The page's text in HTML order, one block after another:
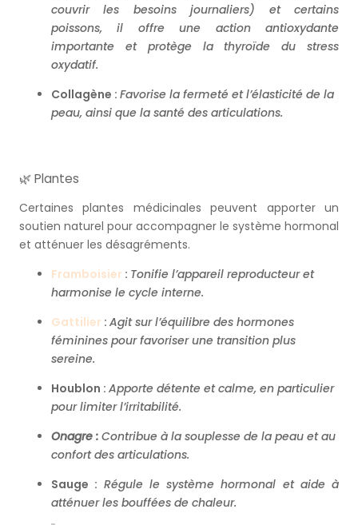
couvrir les besoins journaliers) et certains
poissons, il offre une action antioxydante
importante et protège la thyroïde du stress
oxydatif.
Collagène : Favorise la fermeté et l’élasticité de la
peau, ainsi que la santé des articulations.
🌿 Plantes
Certaines plantes médicinales peuvent apporter un
soutien naturel pour accompagner le système hormonal
et atténuer les désagréments.
Framboisier : Tonifie l’appareil reproducteur et
harmonise le cycle interne.
Gattilier : Agit sur l’équilibre des hormones
féminines pour favoriser une transition plus
sereine.
Houblon : Apporte détente et calme, en particulier
pour limiter l’irritabilité.
Onagre : Contribue à la souplesse de la peau et au
confort des articulations.
Sauge : Régule le système hormonal et aide à
atténuer les bouffées de chaleur.